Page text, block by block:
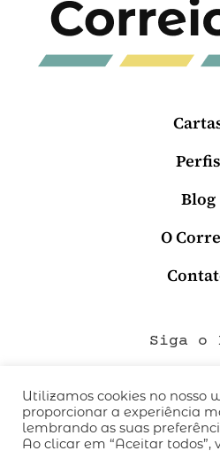
Perfis
Blog
O
Siga o
QUEM SOMOS
CÓDIGO DE CONDUTA
Utilizamos cookies no nosso
proporcionar a experiência
lembrando as suas
Ao clicar em “Aceitar todos”,